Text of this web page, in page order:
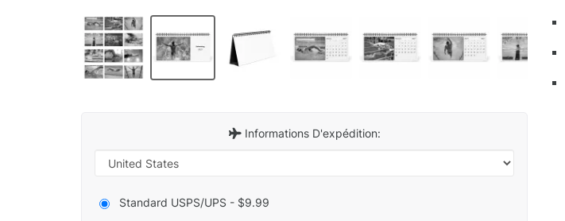
Informations D'expédition:
Standard USPS/UPS - $9.99